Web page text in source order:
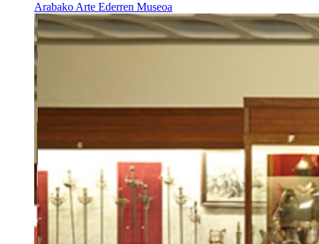
Arabako Arte Ederren Museoa